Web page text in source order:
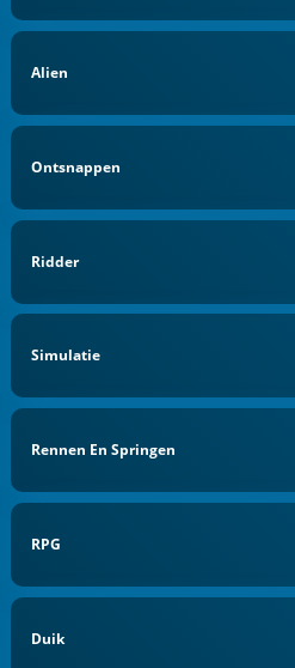
Alien
Ontsnappen
Ridder
Simulatie
Rennen En Springen
RPG
Duik